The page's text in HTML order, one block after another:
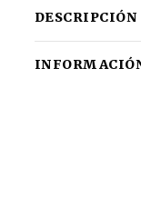
DESCRIPCIÓN